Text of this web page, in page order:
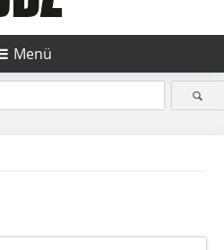
Menü